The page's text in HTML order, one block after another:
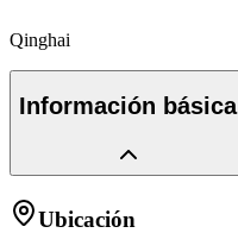
Qinghai
Información básica
Ubicación